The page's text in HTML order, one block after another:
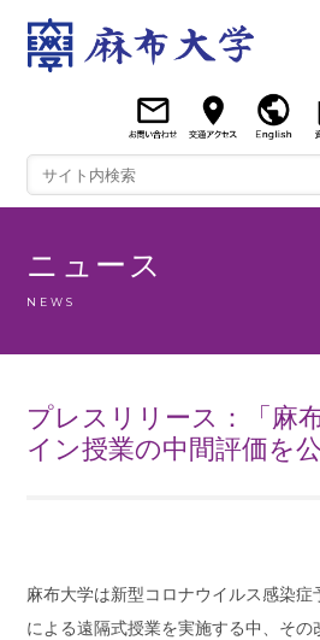
ニュース
NEWS
プレスリリース：「麻
イン授業の中間評価を公
麻布大学は新型コロナウイルス感染
による遠隔式授業を実施する中、そ